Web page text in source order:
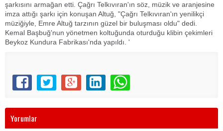
şarkısını armağan etti. Çağrı Telkıvıran'ın söz, müzik ve aranjesine
imza attığı şarkı için konuşan Altuğ, "Çağrı Telkıvıran'ın yenilikçi
müziğiyle, Emre Altuğ tarzının güzel bir buluşması oldu" dedi.
Kemal Başbuğ'nun yönetmen koltuğunda oturduğu klibin çekimleri
Beykoz Kundura Fabrikası'nda yapıldı. '
Yorumlar